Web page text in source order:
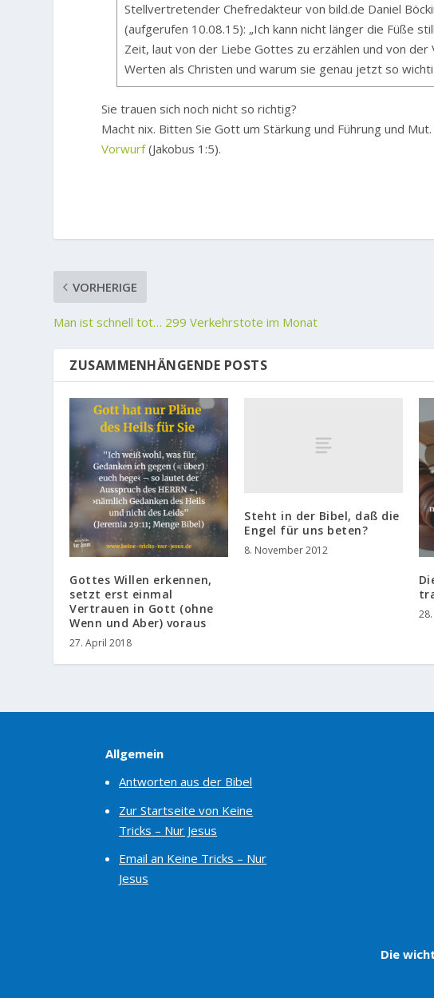
Stellvertretender Chefredakteur von bild.de Daniel
(aufgerufen 10.08.15): „Ich kann nicht länger die Füße
Zeit, laut von der Liebe Gottes zu erzählen und von der
Werten als Christen und warum sie genau jetzt so
Sie trauen sich noch nicht so richtig?
Macht nix. Bitten Sie Gott um Stärkung und Führung und
Vorwurf(Jakobus 1:5).
VORHERIGE
Man ist schnell tot… 299 Verkehrstote im Monat
ZUSAMMENHÄNGENDE POSTS
Gottes Willen erkennen,
setzt erst einmal
Vertrauen in Gott (ohne
Wenn und Aber) voraus
27. April 2018
Steht in der Bibel, daß die
Engel für uns beten?
8. November 2012
Allgemein
Antworten aus der Bibel
Zur Startseite von Keine
Tricks – Nur Jesus
Email an Keine Tricks – Nur
Jesus
Die